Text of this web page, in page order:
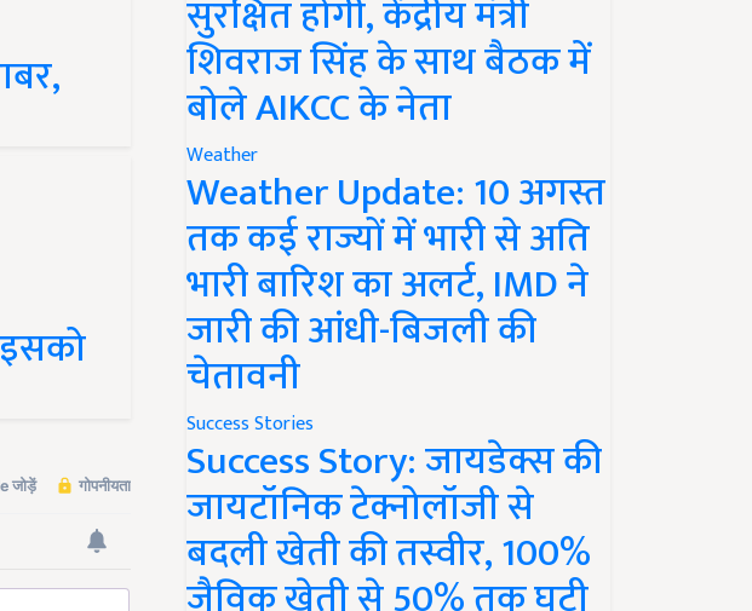
सुरक्षित होगी, केंद्रीय मंत्री
शिवराज सिंह के साथ बैठक में
बोले AIKCC के नेता
Weather
Weather Update: 10 अगस्त
तक कई राज्यों में भारी से अति
भारी बारिश का अलर्ट, IMD ने
जारी की आंधी-बिजली की
चेतावनी
Success Stories
Success Story: जायडेक्स की
जायटॉनिक टेक्नोलॉजी से
बदली खेती की तस्वीर, 100%